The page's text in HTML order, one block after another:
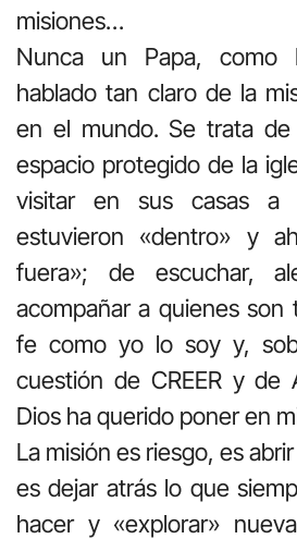
misiones…
Nunca un Papa, como
hablado tan claro de la
en el mundo. Se trata
espacio protegido de la
visitar en sus casas a
estuvieron «dentro» y
fuera»; de escuchar,
acompañar a quienes son
fe como yo lo soy y,
cuestión de CREER y de
Dios ha querido poner en
La misión es riesgo, es
es dejar atrás lo que
hacer y «explorar»